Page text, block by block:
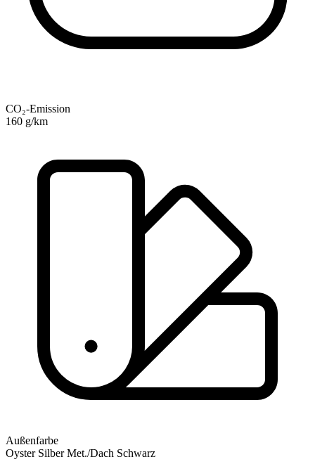
CO₂-Emission
160 g/km
Außenfarbe
Oyster Silber Met./Dach Schwarz